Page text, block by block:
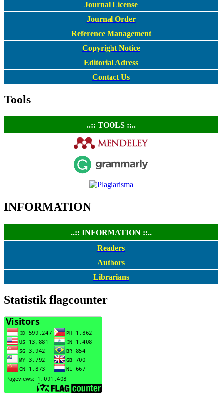
Journal License
Journal Order
Reference Management
Copyright Notice
Editorial Adress
Contact Us
Tools
..:: TOOLS ::..
INFORMATION
..:: INFORMATION ::..
Readers
Authors
Librarians
Statistik flagcounter